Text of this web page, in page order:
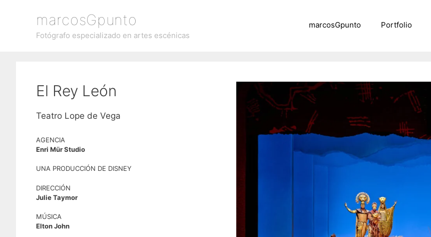
contenido
marcosGpunto
Fotógrafo especializado en artes escénicas
marcosGpunto Portfolio
El Rey León
Teatro Lope de Vega
AGENCIA
Enri Mür Studio
UNA PRODUCCIÓN DE DISNEY
DIRECCIÓN
Julie Taymor
MÚSICA
Elton John